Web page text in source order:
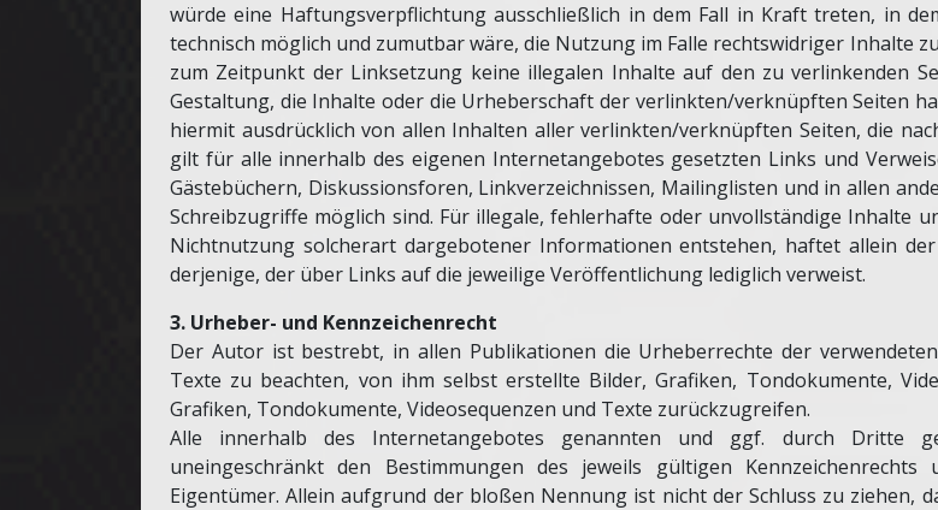
würde eine Haftungsverpflichtung ausschließlich in dem Fall in Kraft treten, in
technisch möglich und zumutbar wäre, die Nutzung im Falle rechtswidriger Inhalte
zum Zeitpunkt der Linksetzung keine illegalen Inhalte auf den zu verlinkenden
Gestaltung, die Inhalte oder die Urheberschaft der verlinkten/verknüpften Seiten
hiermit ausdrücklich von allen Inhalten aller verlinkten/verknüpften Seiten, die
gilt für alle innerhalb des eigenen Internetangebotes gesetzten Links und
Gästebüchern, Diskussionsforen, Linkverzeichnissen, Mailinglisten und in allen
Schreibzugriffe möglich sind. Für illegale, fehlerhafte oder unvollständige Inhalte
Nichtnutzung solcherart dargebotener Informationen entstehen, haftet allein
derjenige, der über Links auf die jeweilige Veröffentlichung lediglich verweist.
3. Urheber- und Kennzeichenrecht
Der Autor ist bestrebt, in allen Publikationen die Urheberrechte der
Texte zu beachten, von ihm selbst erstellte Bilder, Grafiken, Tondokumente,
Grafiken, Tondokumente, Videosequenzen und Texte zurückzugreifen.
Alle innerhalb des Internetangebotes genannten und ggf. durch Dritte
uneingeschränkt den Bestimmungen des jeweils gültigen
Eigentümer. Allein aufgrund der bloßen Nennung ist nicht der Schluss zu ziehen,